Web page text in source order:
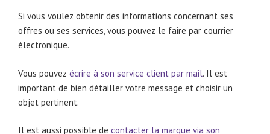
Si vous voulez obtenir des informations concernant ses
offres ou ses services, vous pouvez le faire par courrier
électronique.
Vous pouvez écrire à son service client par mail. Il est
important de bien détailler votre message et choisir un
objet pertinent.
Il est aussi possible de contacter la marque via son